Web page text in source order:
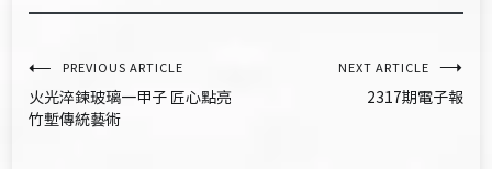
文
章
PREVIOUS ARTICLE
火光淬鍊玻璃一甲子 匠心點亮
竹塹傳統藝術
NEXT ARTICLE
2317期電子報